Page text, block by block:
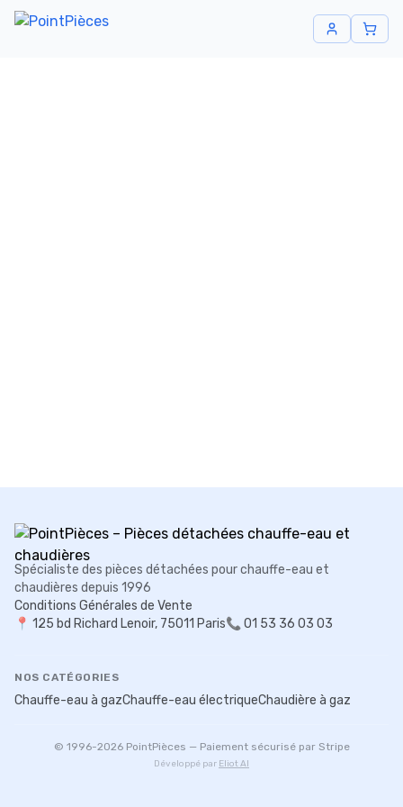
Spécialiste des pièces détachées pour chauffe-eau et
chaudières depuis 1996
Conditions Générales de Vente
📍 125 bd Richard Lenoir, 75011 Paris📞 01 53 36 03 03
NOS CATÉGORIES
Chauffe-eau à gazChauffe-eau électriqueChaudière à gaz
© 1996-2026PointPièces — Paiement sécurisé par Stripe
Développé par Eliot AI